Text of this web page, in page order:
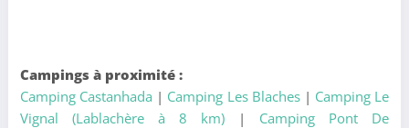
Campings à proximité :
Camping Castanhada | Camping Les Blaches| Camping Le
Vignal (Lablachère à 8 km) | Camping Pont De